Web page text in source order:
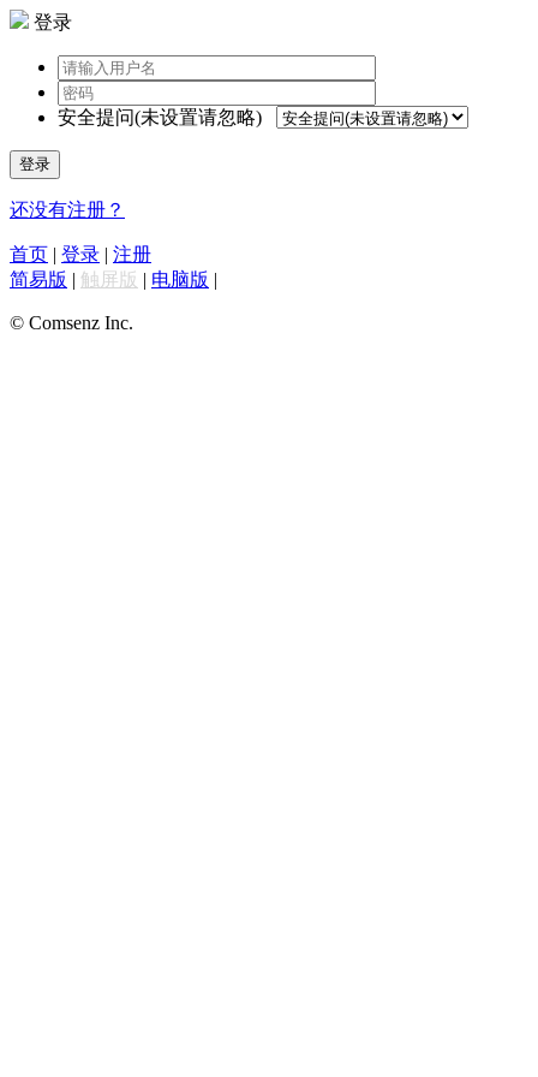
登录
安全提问(未设置请忽略)
登录
还没有注册？
首页 | 登录 | 注册
简易版 | 触屏版 | 电脑版 |
© Comsenz Inc.